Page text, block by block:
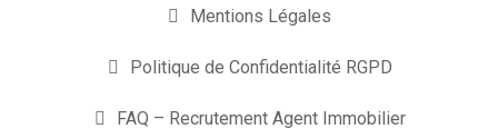
Mentions Légales
Politique de Confidentialité RGPD
FAQ – Recrutement Agent Immobilier